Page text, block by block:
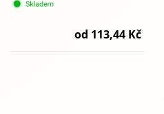
od 113,44 Kč